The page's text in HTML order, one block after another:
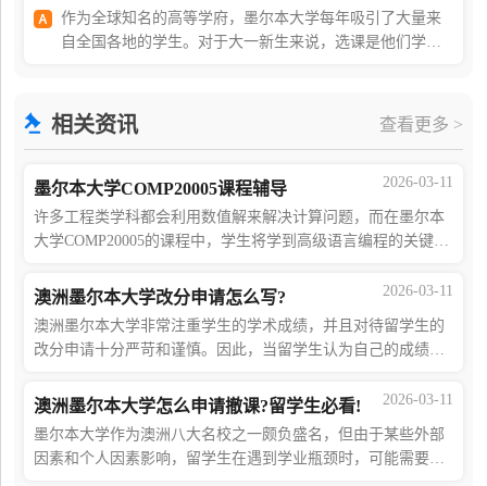
作为全球知名的高等学府，墨尔本大学每年吸引了大量来
自全国各地的学生。对于大一新生来说，选课是他们学业
相关资讯 查看更多 >
2026-03-11
墨尔本大学COMP20005课程辅导
许多工程类学科都会利用数值解来解决计算问题，而在墨尔本
大学COMP20005的课程中，学生将学到高级语言编程的关键要
题。但因为C语言类课程的繁杂深奥，留学
2026-03-11
澳洲墨尔本大学改分申请怎么写?
澳洲墨尔本大学非常注重学生的学术成绩，并且对待留学生的
改分申请十分严苛和谨慎。因此，当留学生认为自己的成绩存
文将为你带来墨大改分申请指南，如果
2026-03-11
澳洲墨尔本大学怎么申请撤课?留学生必看!
墨尔本大学作为澳洲八大名校之一颇负盛名，但由于某些外部
因素和个人因素影响，留学生在遇到学业瓶颈时，可能需要撤